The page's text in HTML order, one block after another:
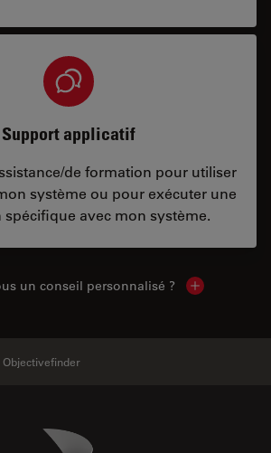
Support applicatif
de formation pour utiliser
système ou pour exécuter une
spécifique avec mon système.
un conseil personnalisé ? Show local
Objectivefinder
Danaher Logo